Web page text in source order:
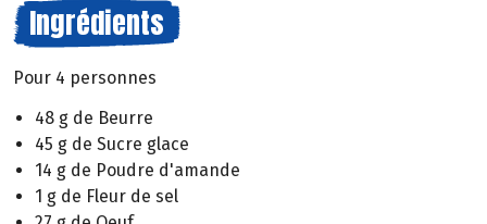
Ingrédients
Pour 4 personnes
48 g de Beurre
45 g de Sucre glace
14 g de Poudre d'amande
1 g de Fleur de sel